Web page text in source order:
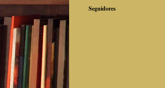
Seguidores